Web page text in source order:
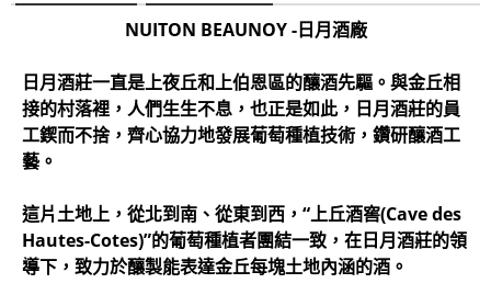
NUITON BEAUNOY -日月酒廠
日月酒莊一直是上夜丘和上伯恩區的釀酒先驅。與金丘相
接的村落裡，人們生生不息，也正是如此，日月酒莊的員
工鍥而不捨，齊心協力地發展葡萄種植技術，鑽研釀酒工
藝。
這片土地上，從北到南、從東到西，“上丘酒窖(Cave des
Hautes-Cotes)”的葡萄種植者團結一致，在日月酒莊的領
導下，致力於釀製能表達金丘每塊土地內涵的酒。